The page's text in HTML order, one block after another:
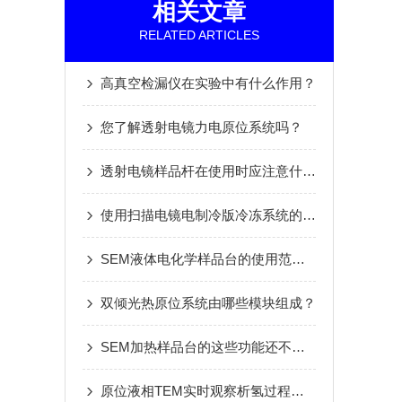
相关文章
RELATED ARTICLES
高真空检漏仪在实验中有什么作用？
您了解透射电镜力电原位系统吗？
透射电镜样品杆在使用时应注意什么？
使用扫描电镜电制冷版冷冻系统的意义
SEM液体电化学样品台的使用范围及应用领域
双倾光热原位系统由哪些模块组成？
SEM加热样品台的这些功能还不知道？快来看看吧
原位液相TEM实时观察析氢过程中光催化活性位点的形成